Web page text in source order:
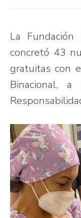
La Fundación
concretó 43
gratuitas con
Binacional,